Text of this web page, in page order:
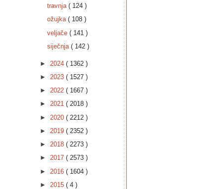
travnja ( 124 )
ožujka ( 108 )
veljače ( 141 )
siječnja ( 142 )
► 2024 ( 1362 )
► 2023 ( 1527 )
► 2022 ( 1667 )
► 2021 ( 2018 )
► 2020 ( 2212 )
► 2019 ( 2352 )
► 2018 ( 2273 )
► 2017 ( 2573 )
► 2016 ( 1604 )
► 2015 ( 4 )